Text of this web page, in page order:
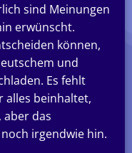
sind Meinungen
erwünscht.
können,
und
Es fehlt
alles beinhaltet,
aber das
irgendwie hin.